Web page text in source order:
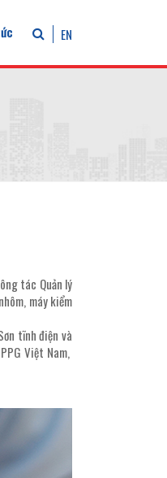
EN
tác Quản lý
máy kiểm
tĩnh điện và
Việt Nam,